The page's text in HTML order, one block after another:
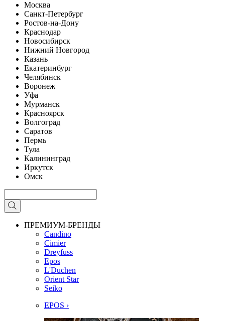
Москва
Санкт-Петербург
Ростов-на-Дону
Краснодар
Новосибирск
Нижний Новгород
Казань
Екатеринбург
Челябинск
Воронеж
Уфа
Мурманск
Красноярск
Волгоград
Саратов
Пермь
Тула
Калининград
Иркутск
Омск
ПРЕМИУМ-БРЕНДЫ
Candino
Cimier
Dreyfuss
Epos
L'Duchen
Orient Star
Seiko
EPOS ›